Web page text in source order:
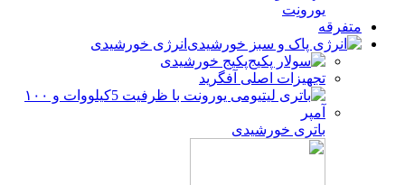
یورونِت
متفرقه
انرژی خورشیدی
پکیج خورشیدی
تجهیزات اصلی آفگرید
باتری خورشیدی